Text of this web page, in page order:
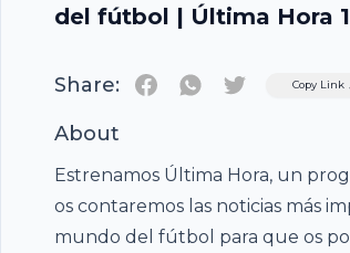
del fútbol | Última Hora
Share: TwitterCopy Link
About
Estrenamos Última Hora, un
os contaremos las noticias más
mundo del fútbol para que os